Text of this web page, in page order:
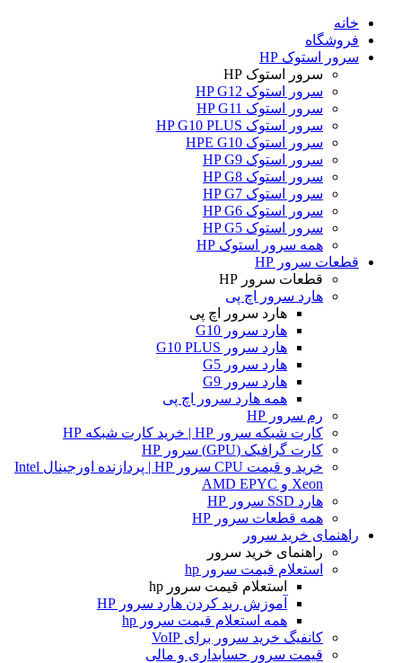
خانه
فروشگاه
سرور استوک HP
سرور استوک HP
سرور استوک HP G12
سرور استوک HP G11
سرور استوک HP G10 PLUS
سرور استوک HPE G10
سرور استوک HP G9
سرور استوک HP G8
سرور استوک HP G7
سرور استوک HP G6
سرور استوک HP G5
همه سرور استوک HP
قطعات سرور HP
قطعات سرور HP
هارد سرور اچ پی
هارد سرور اچ پی
هارد سرور G10
هارد سرور G10 PLUS
هارد سرور G5
هارد سرور G9
همه هارد سرور اچ پی
رم سرور HP
کارت شبکه سرور HP | خرید کارت شبکه HP
کارت گرافیک (GPU) سرور HP
خرید و قیمت CPU سرور HP | پردازنده اورجینال Intel
Xeon و AMD EPYC
هارد SSD سرور HP
همه قطعات سرور HP
راهنمای خرید سرور
راهنمای خرید سرور
استعلام قیمت سرور hp
استعلام قیمت سرور hp
آموزش ريد كردن هارد سرور HP
همه استعلام قیمت سرور hp
کانفیگ خرید سرور برای VoIP
قیمت سرور حسابداری و مالی